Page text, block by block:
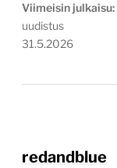
Viimeisin julkaisu:
uudistus
31.5.2026
redandblue